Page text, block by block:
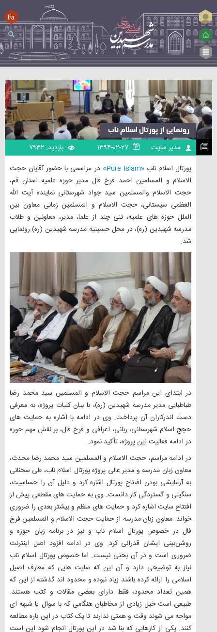
ورود
FA
جستجو...
رونمایی از پورتال اسلام ناب
مدیر سایت ۱۳۹۴-۰۲-۲۷
بازدید: ۷۹۳۲
پورتال اسلام ناب«Pure Islam»
در مراسمی با حضور آقایان حجت
الاسلام و المسلمین احمد فرخ فال مدیر حوزه علمیه استان قم،
حجت الاسلام والمسلمین سید جواد شهرستانی نماینده آیت الله
العظمی سیستانی، حجت الاسلام و المسلمین زمانی معاون بین
الملل حوزه های علمیه، تنی چند از علما، مدیر، معاونین و طلاب
مدرسه شهیدین (ره)، در محل حسینیه مدرسه شهیدین (ره) رونمایی
شد.
در ابتدای این مراسم حجت الاسلام و المسلمین سید محمد رضا
طباطبایی مدیر مدرسه شهیدین (ره)، با بیان کلیات پروژه، به معرفی
دست اندرکاران آن پرداخت. وی در ادامه با اشاره به حمایت های
حجج اسلام شهرستانی، ربانی، اعرافی و فرخ فال، بر نقش مهم حوزه
در ادامه فعالیت این پروژه، تأکید نمود.
در ادامه مراسم، حجت الاسلام و المسلمین سید محمد رضا محدث،
معاون زبان مدرسه و مدیر عالی پروژه پورتال اسلام ناب، طی سخنانی
به آزمایشی بودن افتتاح پورتال اشاره کرد و دلیل آن را حساسیت،
سنگینی و گستردگی کار دانست. وی به حمایت های مقطعی پیش از
افتتاح سایت اشاره کرد و حمایت های منظم و بیشتر بعدی را ضروری
خواند. معاون زبان مدرسه از حمایت حجت الاسلام و المسلمین فرخ
فال در خصوص پورتال اسلام ناب و نیز در برنامه زبان حوزه و
روشن‌بینی ایشان قدرانی کرد. وی در ادامه افزود اصل اینترنت
ضروری است و در آن بحثی نیست. اما خصوص پورتال اسلام ناب
نیاز به توضیحی دارد و آن این که سایت هایی که معارف اصیل
اسلامی را ارائه کرده باشند زیاد نبوده و محدود اند گذشته از این که
همین تعداد محدود، فقط دارای بعضی مقالات و کتب هستند.
طبیعی است خیل زیادی از مخاطبان هنگامی که با سوال یا شبهه ای
مواجه می شوند وقت و همتی ندارند تا یک کتاب در این باره مطالعه
کنند. یکی از کارهایی که بنا شد در این پورتال انجام شود این است